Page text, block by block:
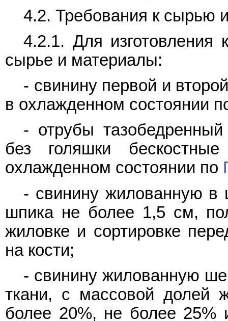
4.2. Требования к сырью
4.2.1. Для
сырье и материалы:
- свинину первой и
в охлажденном состоянии
- отрубы
без голяшки
охлажденном состоянии по
- свинину жилованную
шпика не более 1,5 см,
жиловке и сортировке
на кости;
- свинину жилованную
ткани, с массовой долей
более 20%, не более 25%